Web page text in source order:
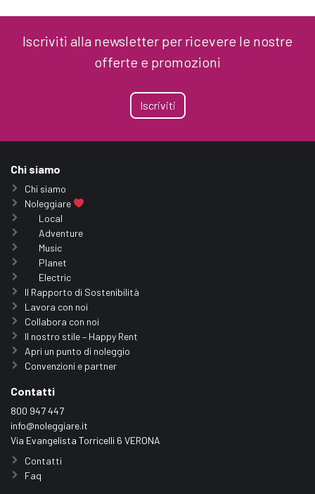
Iscriviti alla newsletter per ricevere le nostre
offerte e promozioni
Iscriviti
Chi siamo
Chi siamo
Noleggiare
Local
Adventure
Music
Planet
Electric
Il Rapporto di Sostenibilità
Lavora con noi
Collabora con noi
Il nostro stile – Happy Rent
Apri un punto di noleggio
Convenzioni e partner
Contatti
800 947 447
info@noleggiare.it
Via Evangelista Torricelli 6 VERONA
Contatti
Faq